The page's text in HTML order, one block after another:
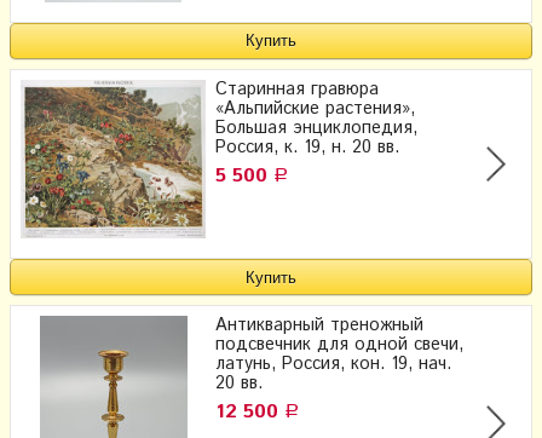
Старинная гравюра
«Альпийские растения»,
Большая энциклопедия,
Россия, к. 19, н. 20 вв.
5 500 Р
Антикварный треножный
подсвечник для одной свечи,
латунь, Россия, кон. 19, нач.
20 вв.
12 500 Р